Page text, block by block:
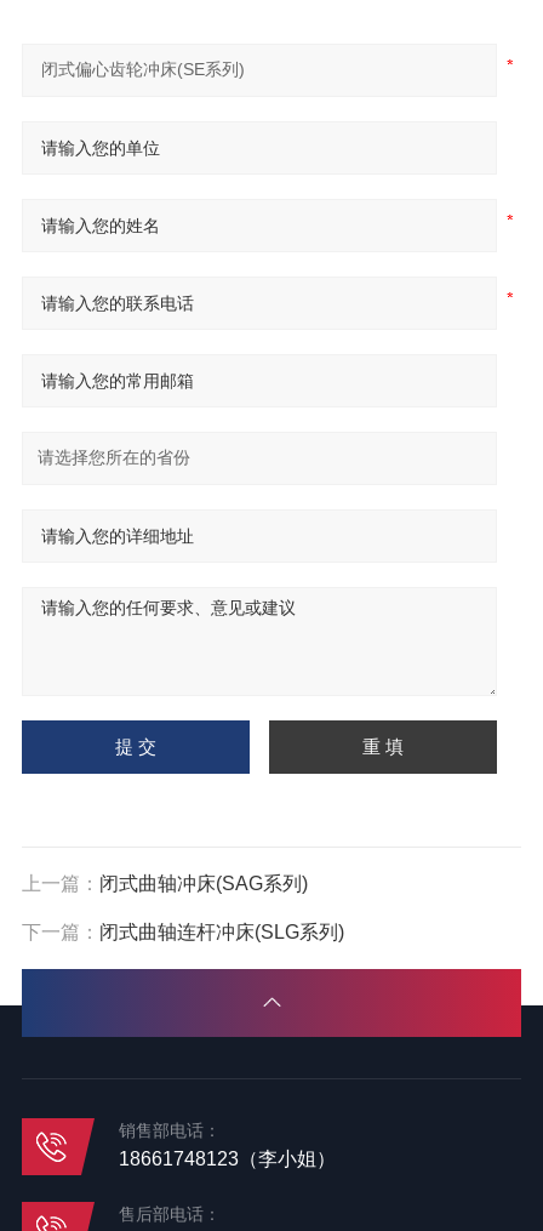
上一篇： 闭式曲轴冲床(SAG系列)
下一篇： 闭式曲轴连杆冲床(SLG系列)
销售部电话：
18661748123（李小姐）
售后部电话：